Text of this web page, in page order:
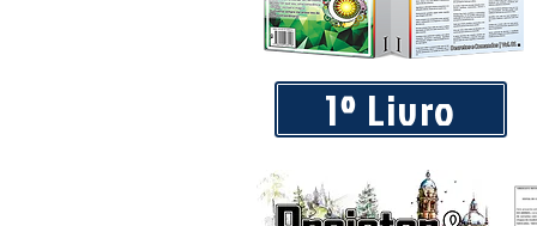
Piá Lava Jato, de Juara, torna
Instalação e Operação
1º Livro